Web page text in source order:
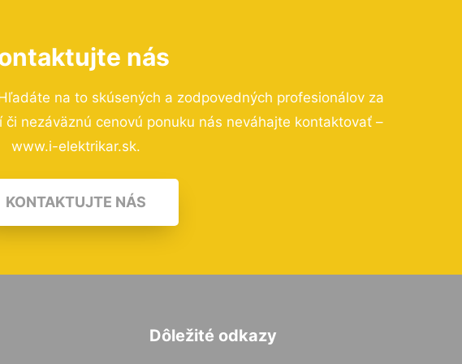
nás
na to skúsených a zodpovedných profesionálov za
nezáväznú cenovú ponuku nás neváhajte kontaktovať –
www.i-elektrikar.sk.
KONTAKTUJTE NÁS
Dôležité odkazy